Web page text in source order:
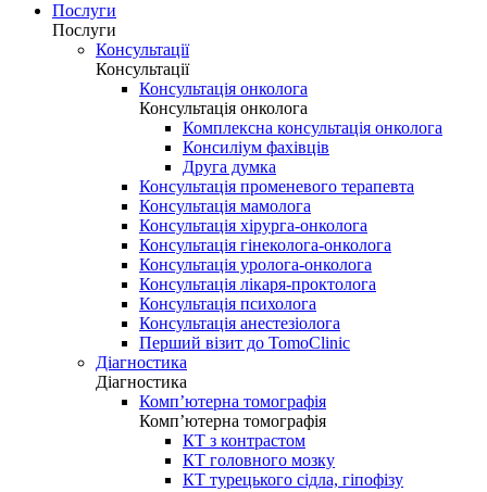
Послуги
Послуги
Консультації
Консультації
Консультація онколога
Консультація онколога
Комплексна консультація онколога
Консиліум фахівців
Друга думка
Консультація променевого терапевта
Консультація мамолога
Консультація хірурга-онколога
Консультація гінеколога-онколога
Консультація уролога-онколога
Консультація лікаря-проктолога
Консультація психолога
Консультація анестезіолога
Перший візит до TomoClinic
Діагностика
Діагностика
Комп’ютерна томографія
Комп’ютерна томографія
КТ з контрастом
КТ головного мозку
КТ турецького сідла, гіпофізу